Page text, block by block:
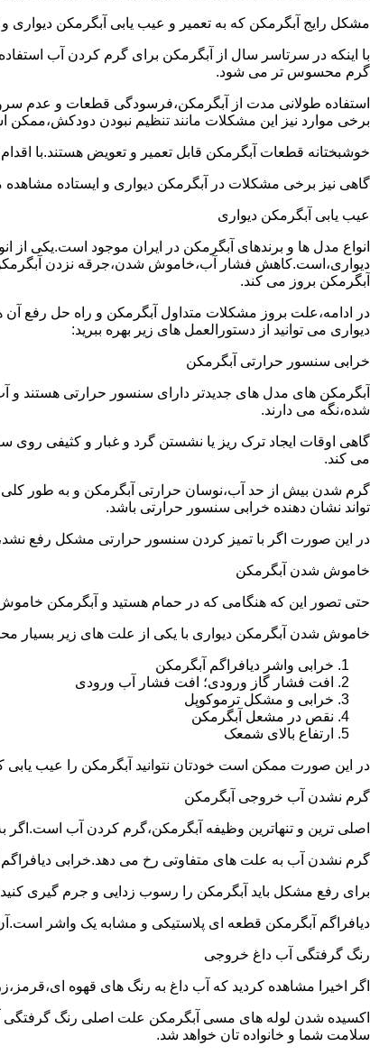
مشکل رایج آبگرمکن که به تعمیر و عیب یابی آبگرمکن دیواری و
با اینکه در سرتاسر سال از آبگرمکن برای گرم کردن آب
گرم محسوس تر می شود.
استفاده طولانی مدت از آبگرمکن،فرسودگی قطعات و عدم
برخی موارد نیز این مشکلات مانند تنظیم نبودن
خوشبختانه قطعات آبگرمکن قابل تعمیر و تعویض هستند.با
گاهی نیز برخی مشکلات در آبگرمکن دیواری و ایستاده
عیب یابی آبگرمکن دیواری
انواع مدل ها و برندهای آبگرمکن در ایران موجود است.یکی از
دیواری،است.کاهش فشار آب،خاموش شدن،جرقه نزدن
آبگرمکن بروز می کند.
در ادامه،علت بروز مشکلات متداول آبگرمکن و راه حل رفع آن
دیواری می توانید از دستورالعمل های زیر بهره ببرید:
خرابی سنسور حرارتی آبگرمکن
آبگرمکن های مدل های جدیدتر دارای سنسور حرارتی هستند
شده،نگه می دارند.
گاهی اوقات ایجاد ترک ریز یا نشستن گرد و غبار و کثیفی روی
می کند.
گرم شدن بیش از حد آب،نوسان حرارتی آبگرمکن و به طور
تواند نشان دهنده خرابی سنسور حرارتی باشد.
در این صورت اگر با تمیز کردن سنسور حرارتی مشکل رفع
خاموش شدن آبگرمکن
حتی تصور این که هنگامی که در حمام هستید و آبگرمکن
خاموش شدن آبگرمکن دیواری با یکی از علت های زیر بسیار
خرابی واشر دیافراگم آبگرمکن
افت فشار گاز ورودی؛ افت فشار آب ورودی
خرابی و مشکل ترموکوپل
نقص در مشعل آبگرمکن
ارتفاع بالای شمعک
در این صورت ممکن است خودتان نتوانید آبگرمکن را عیب
گرم نشدن آب خروجی آبگرمکن
اصلی ترین و تنهاترین وظیفه آبگرمکن،گرم کردن آب است.اگر
گرم نشدن آب به علت های متفاوتی رخ می دهد.خرابی
برای رفع مشکل باید آبگرمکن را رسوب زدایی و جرم گیری
دیافراگم آبگرمکن قطعه ای پلاستیکی و مشابه یک واشر است.آن
رنگ گرفتگی آب داغ خروجی
اگر اخیرا مشاهده کردید که آب داغ به رنگ های قهوه
اکسیده شدن لوله های مسی آبگرمکن علت اصلی رنگ گرفتگی
سلامت شما و خانواده تان خواهد شد.